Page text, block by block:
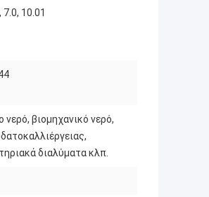
7.0, 10.01
νερό, βιομηχανικό νερό,
διαλύματα κλπ.